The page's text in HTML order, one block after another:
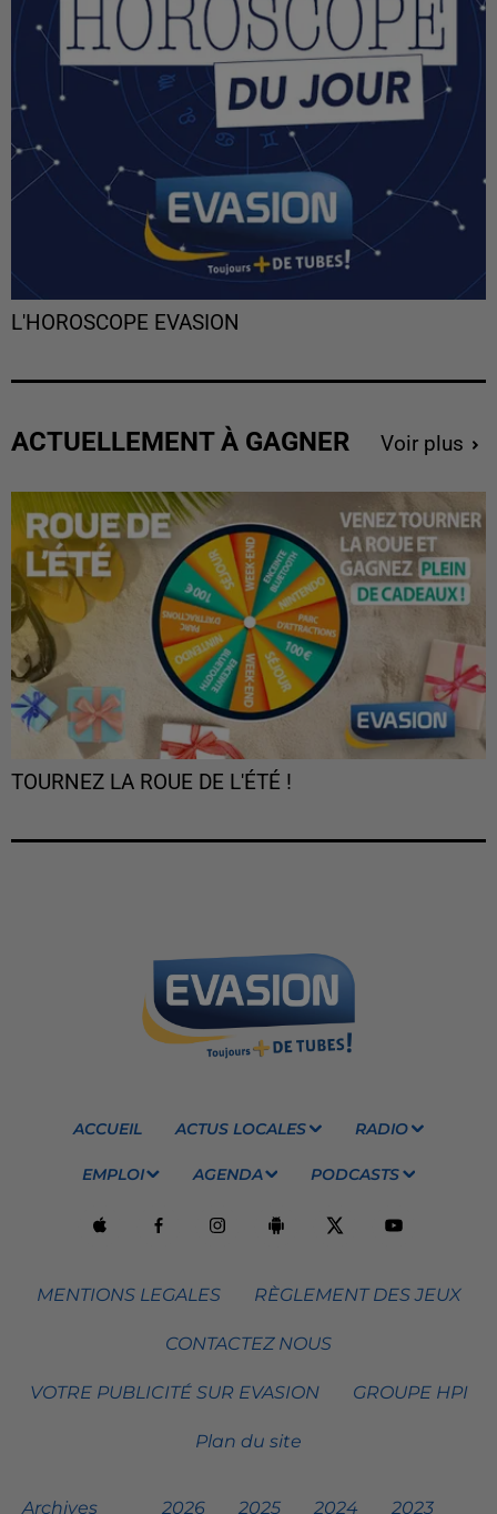
L'HOROSCOPE EVASION
ACTUELLEMENT À GAGNER Voir plus
TOURNEZ LA ROUE DE L'ÉTÉ !
ACCUEIL ACTUS LOCALES RADIO
EMPLOI AGENDA PODCASTS
MENTIONS LEGALES RÈGLEMENT DES JEUX
CONTACTEZ NOUS
VOTRE PUBLICITÉ SUR EVASION GROUPE HPI
Plan du site
Archives 2026 2025 2024 2023